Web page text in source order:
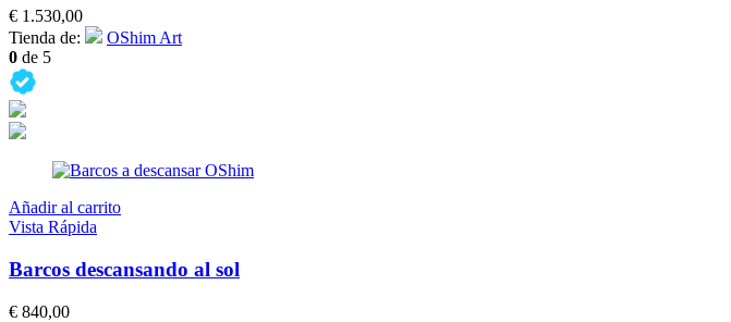
€ 1.530,00
Tienda de:
OShim Art
0 de 5
Añadir al carrito
Vista Rápida
Barcos descansando al sol
€ 840,00